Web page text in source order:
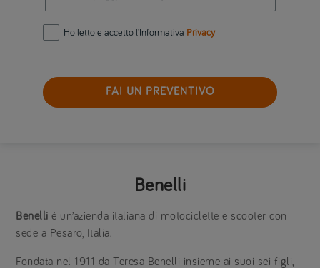
Ho letto e accetto l’Informativa Privacy
FAI UN PREVENTIVO
Benelli
Benelli è un’azienda italiana di motociclette e scooter con
sede a Pesaro, Italia.
Fondata nel 1911 da Teresa Benelli insieme ai suoi sei figli,